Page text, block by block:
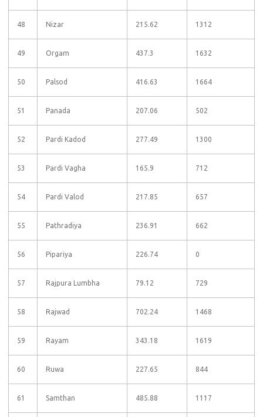
48 Nizar 215.62 1312
49 Orgam 437.3 1632
50 Palsod 416.63 1664
51 Panada 207.06 502
52 Pardi Kadod 277.49 1300
53 Pardi Vagha 165.9 712
54 Pardi Valod 217.85 657
55 Pathradiya 236.91 662
56 Pipariya 226.74 0
57 Rajpura Lumbha 79.12 729
58 Rajwad 702.24 1468
59 Rayam 343.18 1619
60 Ruwa 227.65 844
61 Samthan 485.88 1117